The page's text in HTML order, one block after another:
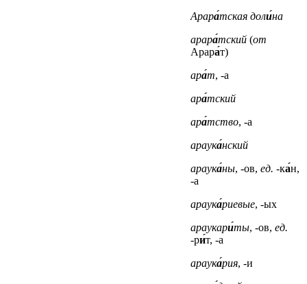
Арара́тская доли́на
арара́тский (от
Арара́т)
ара́т, -а
ара́тский
ара́тство, -а
араука́нский
араука́ны, -ов, ед. -ка́н,
-а
араука́риевые, -ых
араукари́ты, -ов, ед.
-ри́т, -а
араука́рия, -и